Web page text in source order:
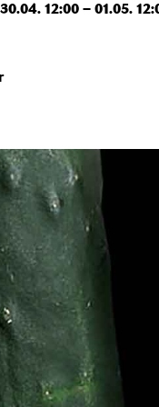
12:00 – 01.05.